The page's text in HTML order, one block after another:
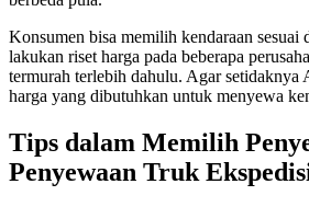
Konsumen bisa memilih kendaraan sesuai
lakukan riset harga pada beberapa
termurah terlebih dahulu. Agar setidaknya
harga yang dibutuhkan untuk menyewa
Tips dalam Memilih
Penyewaan Truk